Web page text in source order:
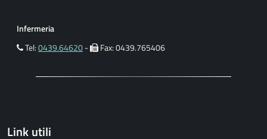
Infermeria
Tel:0439.64620- Fax: 0439.765406
Link utili